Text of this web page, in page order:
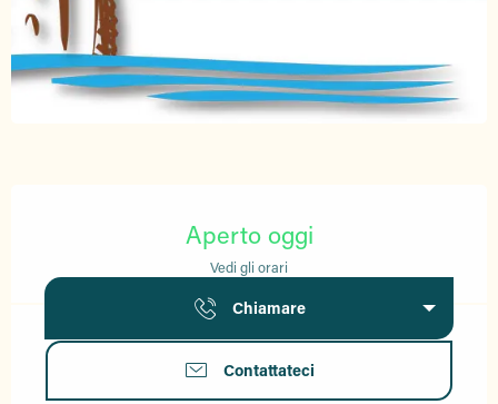
Aperto oggi
Vedi gli orari
Chiamare
Contattateci